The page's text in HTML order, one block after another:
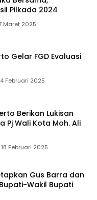
Pilkada 2024
Maret 2025
Gelar FGD Evaluasi
Februari 2025
Berikan Lukisan
Pj Wali Kota Moh. Ali
Februari 2025
Gus Barra dan
Wakil Bupati